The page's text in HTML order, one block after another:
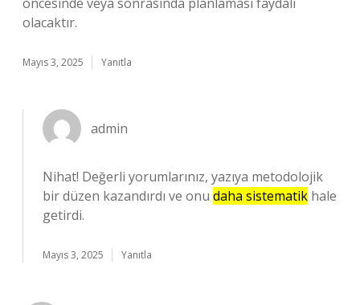
olacaktır.
Mayıs 3, 2025 Yanıtla
admin
Nihat! Değerli yorumlarınız, yazıya metodolojik
bir düzen kazandırdı ve onu daha sistematik hale
getirdi.
Mayıs 3, 2025 Yanıtla